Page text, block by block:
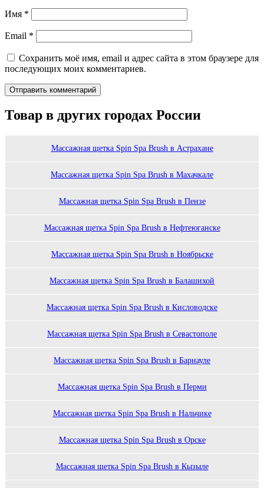
Имя *
Email *
Сохранить моё имя, email и адрес сайта в этом браузере для
последующих моих комментариев.
Товар в других городах России
Массажная щетка Spin Spa Brush в Астрахане
Массажная щетка Spin Spa Brush в Махачкале
Массажная щетка Spin Spa Brush в Пензе
Массажная щетка Spin Spa Brush в Нефтеюганске
Массажная щетка Spin Spa Brush в Ноябрьске
Массажная щетка Spin Spa Brush в Балашихой
Массажная щетка Spin Spa Brush в Кисловодске
Массажная щетка Spin Spa Brush в Севастополе
Массажная щетка Spin Spa Brush в Барнауле
Массажная щетка Spin Spa Brush в Перми
Массажная щетка Spin Spa Brush в Нальчике
Массажная щетка Spin Spa Brush в Орске
Массажная щетка Spin Spa Brush в Кызыле